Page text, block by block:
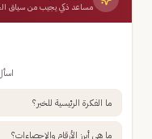
مساعد ذكي يجيب من سياق
ما الفكرة الرئيسية للخبر؟
ما هي أبرز الأرقام والإحصاءات؟